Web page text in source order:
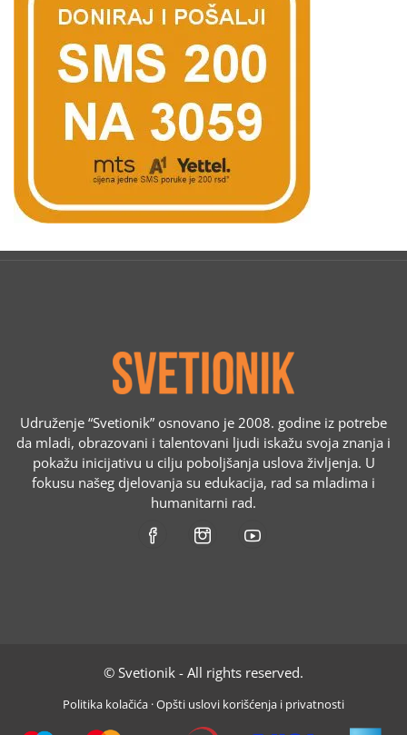
Udruženje “Svetionik” osnovano je 2008. godine iz potrebe
da mladi, obrazovani i talentovani ljudi iskažu svoja znanja i
pokažu inicijativu u cilju poboljšanja uslova življenja. U
fokusu našeg djelovanja su edukacija, rad sa mladima i
humanitarni rad.
© Svetionik - All rights reserved.
Politika kolačića ·Opšti uslovi korišćenja i privatnosti